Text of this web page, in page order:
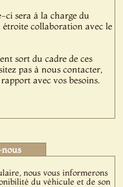
ci sera à la charge du
étroite collaboration avec le
sort du cadre de ces
pas à nous contacter,
avec vos besoins.
nous vous informerons
du véhicule et de son